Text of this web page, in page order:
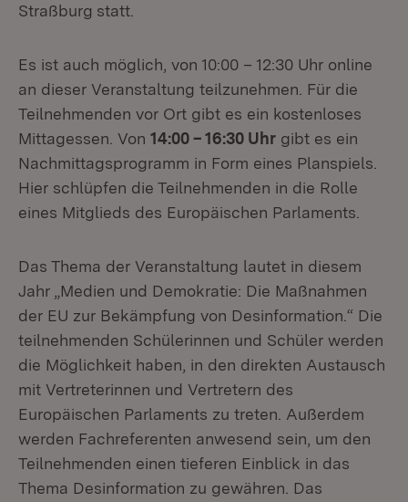
Straßburg statt.
Es ist auch möglich, von 10:00 – 12:30 Uhr online
an dieser Veranstaltung teilzunehmen. Für die
Teilnehmenden vor Ort gibt es ein kostenloses
Mittagessen. Von 14:00 – 16:30 Uhr gibt es ein
Nachmittagsprogramm in Form eines Planspiels.
Hier schlüpfen die Teilnehmenden in die Rolle
eines Mitglieds des Europäischen Parlaments.
Das Thema der Veranstaltung lautet in diesem
Jahr „Medien und Demokratie: Die Maßnahmen
der EU zur Bekämpfung von Desinformation.“ Die
teilnehmenden Schülerinnen und Schüler werden
die Möglichkeit haben, in den direkten Austausch
mit Vertreterinnen und Vertretern des
Europäischen Parlaments zu treten. Außerdem
werden Fachreferenten anwesend sein, um den
Teilnehmenden einen tieferen Einblick in das
Thema Desinformation zu gewähren. Das